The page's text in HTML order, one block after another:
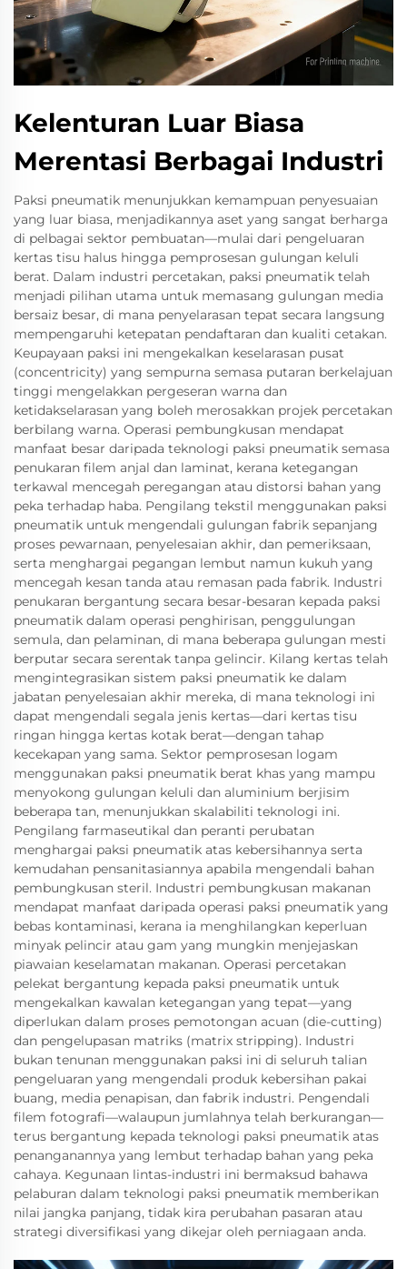
Kelenturan Luar Biasa
Merentasi Berbagai Industri
Paksi pneumatik menunjukkan kemampuan penyesuaian
yang luar biasa, menjadikannya aset yang sangat berharga
di pelbagai sektor pembuatan—mulai dari pengeluaran
kertas tisu halus hingga pemprosesan gulungan keluli
berat. Dalam industri percetakan, paksi pneumatik telah
menjadi pilihan utama untuk memasang gulungan media
bersaiz besar, di mana penyelarasan tepat secara langsung
mempengaruhi ketepatan pendaftaran dan kualiti cetakan.
Keupayaan paksi ini mengekalkan keselarasan pusat
(concentricity) yang sempurna semasa putaran berkelajuan
tinggi mengelakkan pergeseran warna dan
ketidakselarasan yang boleh merosakkan projek percetakan
berbilang warna. Operasi pembungkusan mendapat
manfaat besar daripada teknologi paksi pneumatik semasa
penukaran filem anjal dan laminat, kerana ketegangan
terkawal mencegah peregangan atau distorsi bahan yang
peka terhadap haba. Pengilang tekstil menggunakan paksi
pneumatik untuk mengendali gulungan fabrik sepanjang
proses pewarnaan, penyelesaian akhir, dan pemeriksaan,
serta menghargai pegangan lembut namun kukuh yang
mencegah kesan tanda atau remasan pada fabrik. Industri
penukaran bergantung secara besar-besaran kepada paksi
pneumatik dalam operasi penghirisan, penggulungan
semula, dan pelaminan, di mana beberapa gulungan mesti
berputar secara serentak tanpa gelincir. Kilang kertas telah
mengintegrasikan sistem paksi pneumatik ke dalam
jabatan penyelesaian akhir mereka, di mana teknologi ini
dapat mengendali segala jenis kertas—dari kertas tisu
ringan hingga kertas kotak berat—dengan tahap
kecekapan yang sama. Sektor pemprosesan logam
menggunakan paksi pneumatik berat khas yang mampu
menyokong gulungan keluli dan aluminium berjisim
beberapa tan, menunjukkan skalabiliti teknologi ini.
Pengilang farmaseutikal dan peranti perubatan
menghargai paksi pneumatik atas kebersihannya serta
kemudahan pensanitasiannya apabila mengendali bahan
pembungkusan steril. Industri pembungkusan makanan
mendapat manfaat daripada operasi paksi pneumatik yang
bebas kontaminasi, kerana ia menghilangkan keperluan
minyak pelincir atau gam yang mungkin menjejaskan
piawaian keselamatan makanan. Operasi percetakan
pelekat bergantung kepada paksi pneumatik untuk
mengekalkan kawalan ketegangan yang tepat—yang
diperlukan dalam proses pemotongan acuan (die-cutting)
dan pengelupasan matriks (matrix stripping). Industri
bukan tenunan menggunakan paksi ini di seluruh talian
pengeluaran yang mengendali produk kebersihan pakai
buang, media penapisan, dan fabrik industri. Pengendali
filem fotografi—walaupun jumlahnya telah berkurangan—
terus bergantung kepada teknologi paksi pneumatik atas
penanganannya yang lembut terhadap bahan yang peka
cahaya. Kegunaan lintas-industri ini bermaksud bahawa
pelaburan dalam teknologi paksi pneumatik memberikan
nilai jangka panjang, tidak kira perubahan pasaran atau
strategi diversifikasi yang dikejar oleh perniagaan anda.